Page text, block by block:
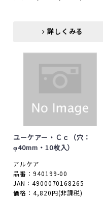
詳しくみる
詳しくみる
ユーケアー・Ｃｃ（穴：
φ40mm・10枚入）
アルケア
品番：940199-00
JAN：4900070168265
価格：4,820円(非課税)